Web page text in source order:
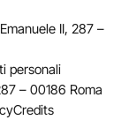
II, 287 –
personali
– 00186 Roma
Credits